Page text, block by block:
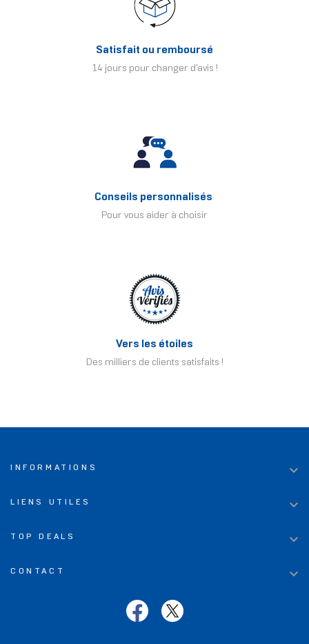
Satisfait ou remboursé
14 jours pour changer d'avis !
Conseils personnalisés
Pour vous aider à choisir
Vers les étoiles
Des milliers de clients satisfaits !
INFORMATIONS 
LIENS UTILES 
TOP DEALS 
CONTACT 